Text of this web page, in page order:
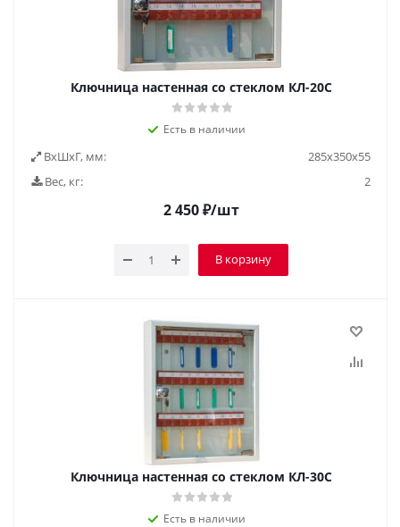
Ключница настенная со стеклом КЛ-20С
Есть в наличии
ВxШxГ, мм:
285х350х55
Вес, кг:
2
2 450₽/шт
В корзину
Ключница настенная со стеклом КЛ-30С
Есть в наличии